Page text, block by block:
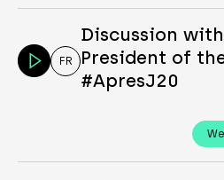
FR
Discussion
President of
#ApresJ20